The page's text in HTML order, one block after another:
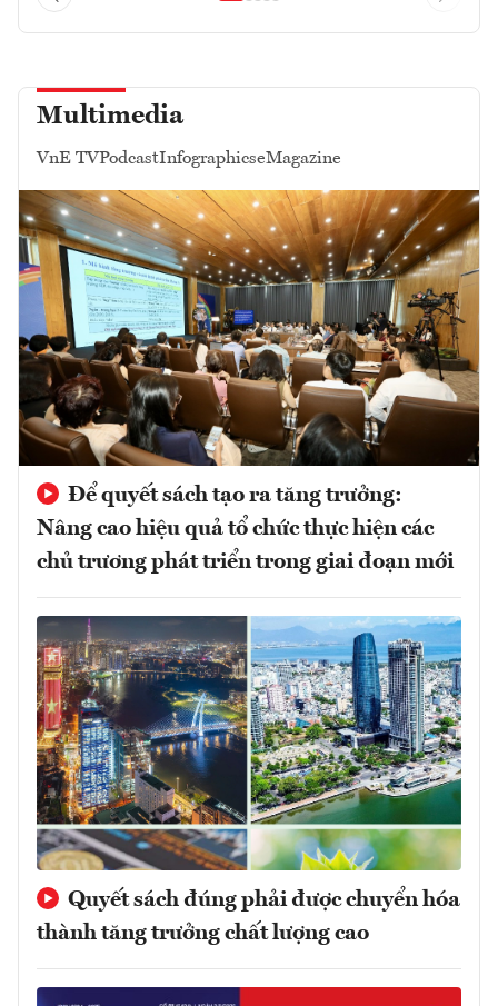
Multimedia
VnE TVPodcastInfographicseMagazine
Để quyết sách tạo ra tăng trưởng:
Nâng cao hiệu quả tổ chức thực hiện các
chủ trương phát triển trong giai đoạn mới
Quyết sách đúng phải được chuyển hóa
thành tăng trưởng chất lượng cao